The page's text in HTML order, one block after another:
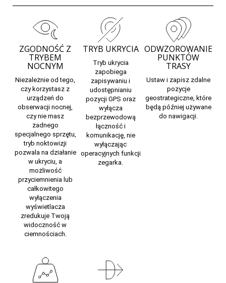
ZGODNOŚĆ Z
TRYBEM
NOCNYM
Niezależnie od tego,
czy korzystasz z
urządzeń do
obserwacji nocnej,
czy nie masz
żadnego
specjalnego sprzętu,
tryb noktowizji
pozwala na działanie
w ukryciu, a
możliwość
przyciemnienia lub
całkowitego
wyłączenia
wyświetlacza
zredukuje Twoją
widoczność w
ciemnościach.
TRYB UKRYCIA
Tryb ukrycia
zapobiega
zapisywaniu i
udostępnianiu
pozycji GPS oraz
wyłącza
bezprzewodową
łączność i
komunikację, nie
wyłączając
operacyjnych funkcji
zegarka.
ODWZOROWANIE
PUNKTÓW
TRASY
Ustaw i zapisz zdalne
pozycje
geostrategiczne, które
będą później używane
do nawigacji.